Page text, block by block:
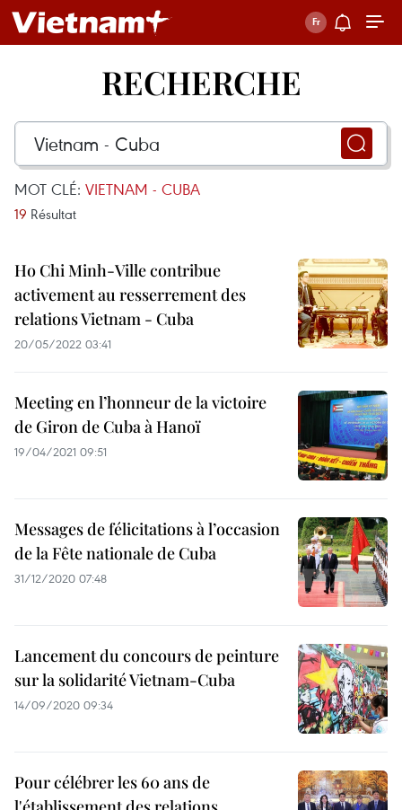
RECHERCHE
MOT CLÉ: VIETNAM - CUBA
19 Résultat
Ho Chi Minh-Ville contribue
activement au resserrement des
relations Vietnam - Cuba
20/05/2022 03:41
Meeting en l’honneur de la victoire
de Giron de Cuba à Hanoï
19/04/2021 09:51
Messages de félicitations à l’occasion
de la Fête nationale de Cuba
31/12/2020 07:48
Lancement du concours de peinture
sur la solidarité Vietnam-Cuba
14/09/2020 09:34
Pour célébrer les 60 ans de